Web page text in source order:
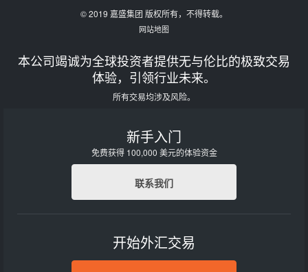
© 2019 嘉盛集团 版权所有，不得转载。
网站地图
本公司竭诚为全球投资者提供无与伦比的极致交易
体验，引领行业未来。
所有交易均涉及风险。
新手入门
免费获得 100,000 美元的体验资金
联系我们
开始外汇交易